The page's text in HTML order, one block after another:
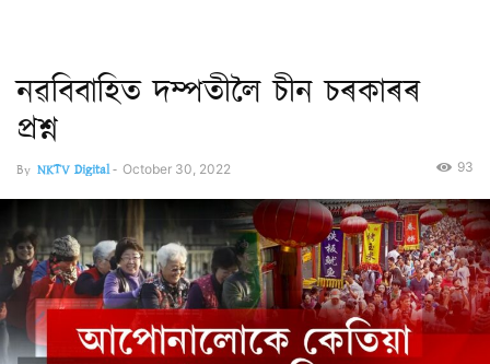
নৱবিবাহিত দম্পতীলৈ চীন চৰকাৰৰ
প্ৰশ্ন
By NKTV Digital- October 30, 2022 93